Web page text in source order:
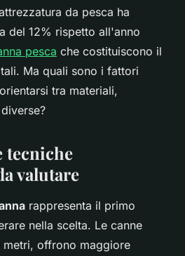
da pesca ha
del 12% rispetto all'anno
pesca che costituiscono il
Ma quali sono i fattori
tra materiali,
tecniche
valutare
rappresenta il primo
nella scelta. Le canne
offrono maggiore